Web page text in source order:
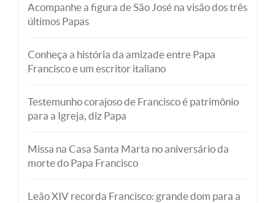
Acompanhe a figura de São José na visão dos três
últimos Papas
Conheça a história da amizade entre Papa
Francisco e um escritor italiano
Testemunho corajoso de Francisco é patrimônio
para a Igreja, diz Papa
Missa na Casa Santa Marta no aniversário da
morte do Papa Francisco
Leão XIV recorda Francisco: grande dom para a